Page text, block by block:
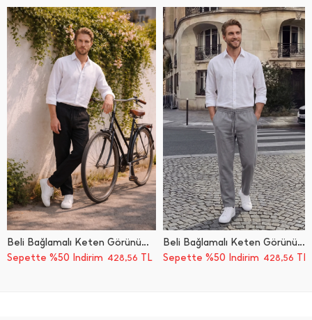
Beli Bağlamalı Keten Görünümlü Cepli Pantolon
Sepette %50 İndirim 428,56 TL
Beli Bağlamalı Keten Görünümlü Cepli Pantolon
Sepette %50 İndirim 428,56 TL